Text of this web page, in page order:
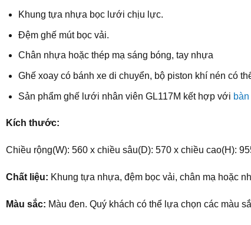
Khung tựa nhựa bọc lưới chịu lực.
Đệm ghế mút bọc vải.
Chân nhựa hoặc thép mạ sáng bóng, tay nhựa
Ghế xoay có bánh xe di chuyển, bộ piston khí nén có
Sản phẩm ghế lưới nhân viên GL117M kết hợp với
Kích thước:
Chiều rộng(W): 560 x chiều sâu(D): 570 x chiều cao(H):
Chất liệu: Khung tựa nhựa, đệm bọc vải, chân mạ hoặc
Màu sắc: Màu đen. Quý khách có thể lựa chọn các màu